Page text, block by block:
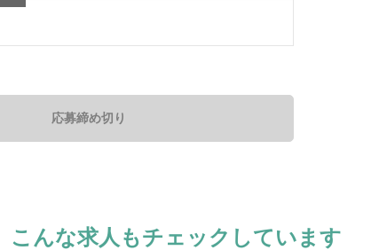
応募締め切り
こんな求人もチェックしています